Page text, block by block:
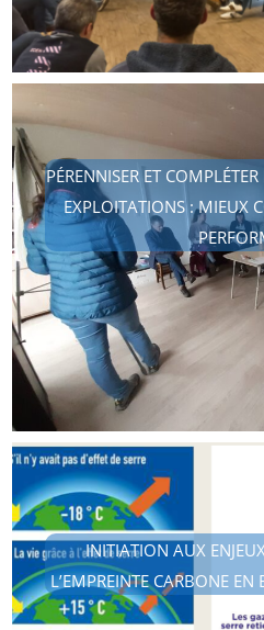
PÉRENNISER ET
EXPLOITATIONS : MIEUX
INITIATION AUX
L’EMPREINTE CARBONE